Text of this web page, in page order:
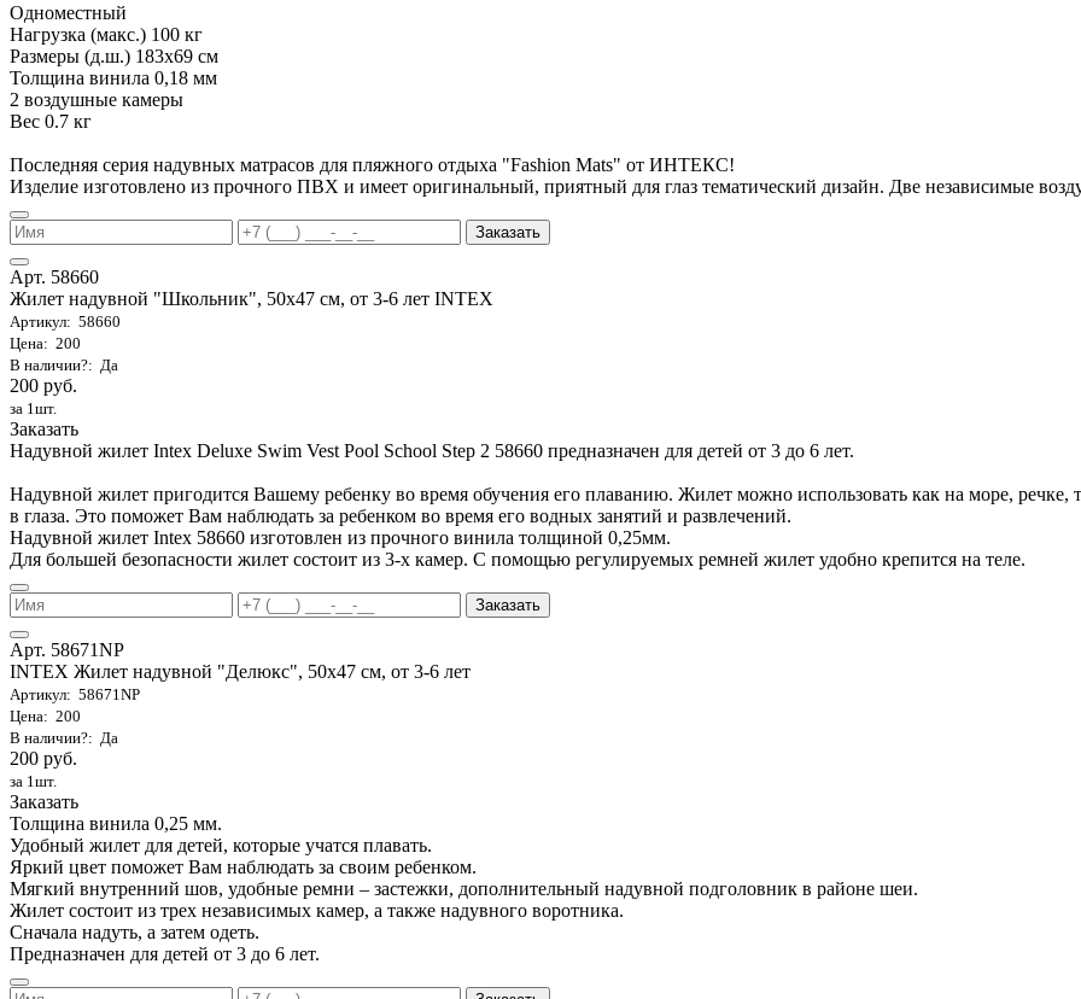
Одноместный
Нагрузка (макс.) 100 кг
Размеры (д.ш.) 183х69 см
Толщина винила 0,18 мм
2 воздушные камеры
Вес 0.7 кг
Последняя серия надувных матрасов для пляжного отдыха "Fashion Mats" от ИНТЕКС!
Изделие изготовлено из прочного ПВХ и имеет оригинальный, приятный для глаз тематический дизайн. Две независимые
Заказать
Арт. 58660
Жилет надувной "Школьник", 50х47 см, от 3-6 лет INTEX
Артикул: 58660
Цена: 200
В наличии?: Да
200 руб.
за 1шт.
Заказать
Надувной жилет Intex Deluxe Swim Vest Pool School Step 2 58660 предназначен для детей от 3 до 6 лет.
Надувной жилет пригодится Вашему ребенку во время обучения его плаванию. Жилет можно использовать как на море, речке,
в глаза. Это поможет Вам наблюдать за ребенком во время его водных занятий и развлечений.
Надувной жилет Intex 58660 изготовлен из прочного винила толщиной 0,25мм.
Для большей безопасности жилет состоит из 3-х камер. С помощью регулируемых ремней жилет удобно крепится на теле.
Заказать
Арт. 58671NP
INTEX Жилет надувной "Делюкс", 50х47 см, от 3-6 лет
Артикул: 58671NP
Цена: 200
В наличии?: Да
200 руб.
за 1шт.
Заказать
Толщина винила 0,25 мм.
Удобный жилет для детей, которые учатся плавать.
Яркий цвет поможет Вам наблюдать за своим ребенком.
Мягкий внутренний шов, удобные ремни – застежки, дополнительный надувной подголовник в районе шеи.
Жилет состоит из трех независимых камер, а также надувного воротника.
Сначала надуть, а затем одеть.
Предназначен для детей от 3 до 6 лет.